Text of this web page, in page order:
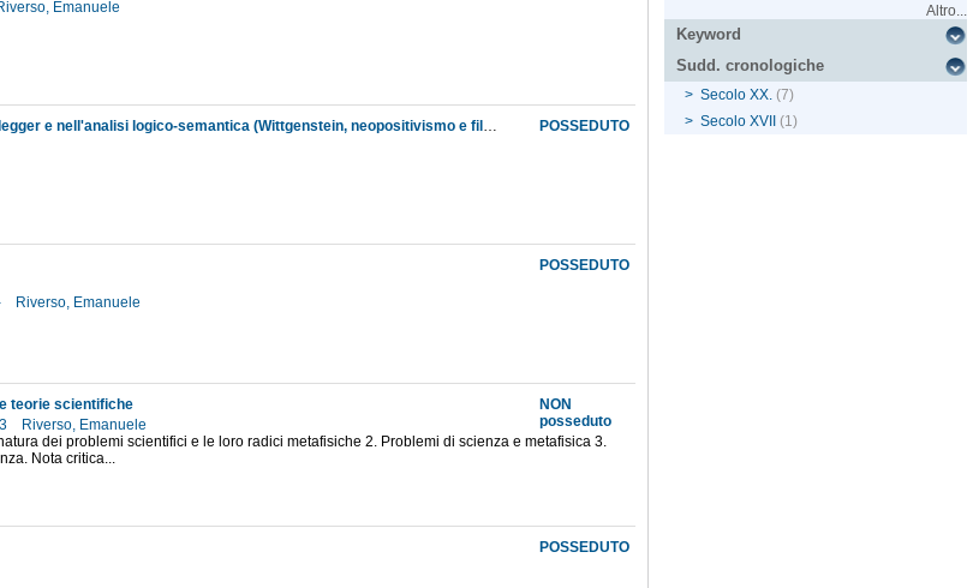
Emanuele
POSSEDUTO
Pensare e parlare in Heidegger e nell'analisi logico-semantica (Wittgenstein, neopositivismo e filosofia analitica)
POSSEDUTO
Riverso, Emanuele
NON
posseduto
teorie scientifiche
Riverso, Emanuele
dei problemi scientifici e le loro radici metafisiche 2. Problemi di scienza e metafisica 3.
Nota critica...
POSSEDUTO
Altro...
Keyword
Sudd. cronologiche
> Secolo XX. (7)
> Secolo XVII (1)